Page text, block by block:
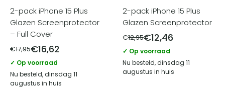
2-pack iPhone 15 Plus
Glazen Screenprotector
– Full Cover
€17,95€16,62
✓ Op voorraad
Nu besteld, dinsdag 11
augustus in huis
2-pack iPhone 15 Plus
Glazen Screenprotector
€12,95€12,46
✓ Op voorraad
Nu besteld, dinsdag 11
augustus in huis